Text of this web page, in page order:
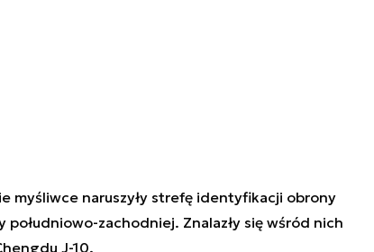
myśliwce naruszyły strefę identyfikacji obrony
zachodniej. Znalazły się wśród nich
J-10.